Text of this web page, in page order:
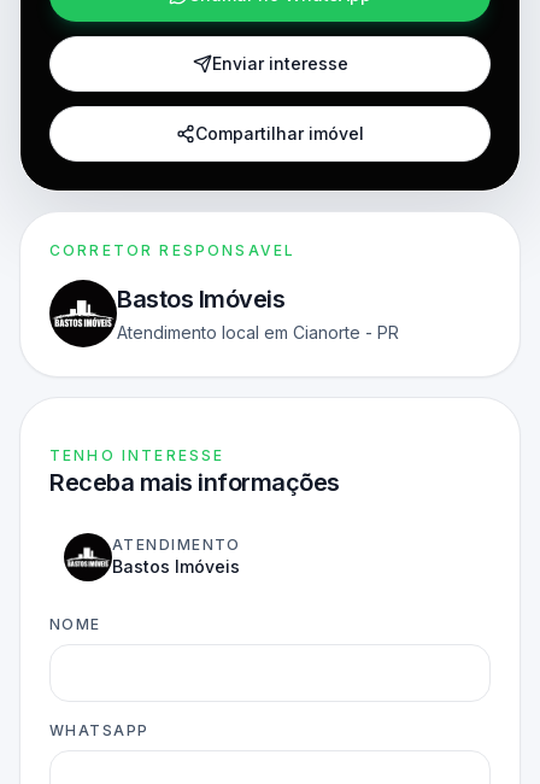
Enviar interesse
Compartilhar imóvel
CORRETOR RESPONSAVEL
Bastos Imóveis
Atendimento local em Cianorte - PR
TENHO INTERESSE
Receba mais informações
ATENDIMENTO
Bastos Imóveis
NOME
WHATSAPP